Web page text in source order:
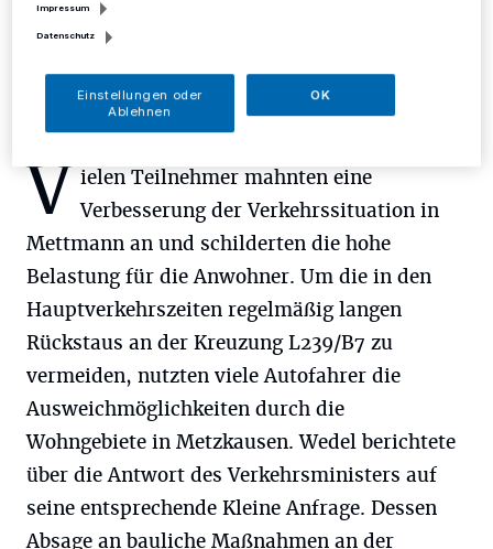
V ielen Teilnehmer mahnten eine
Verbesserung der Verkehrssituation in
Mettmann an und schilderten die hohe
Belastung für die Anwohner. Um die in den
Hauptverkehrszeiten regelmäßig langen
Rückstaus an der Kreuzung L239/B7 zu
vermeiden, nutzten viele Autofahrer die
Ausweichmöglichkeiten durch die
Wohngebiete in Metzkausen. Wedel berichtete
über die Antwort des Verkehrsministers auf
seine entsprechende Kleine Anfrage. Dessen
Absage an bauliche Maßnahmen an der
Impressum
Datenschutz
Einstellungen oder
Ablehnen
OK